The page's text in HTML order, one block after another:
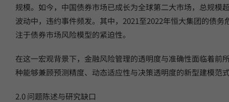
规模。如今，中国债券市场已成长为全球第二大市场，总规模
波动中，违约事件频发。其中，2021至2022年恒大集团的债
注于债券市场风险模型的紧迫性。
在这一宏观背景下，金融风险管理的透明度与准确性面临着
种能够兼顾预测精度、动态适应性与决策透明度的新型建模
2.0 问题陈述与研究缺口